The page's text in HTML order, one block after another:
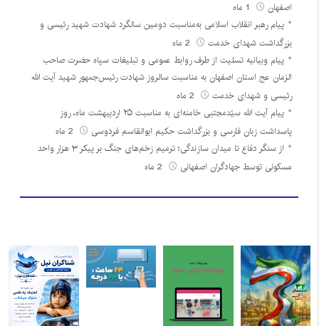
اصفهان
پیام رهبر انقلاب اسلامی به‌مناسبت دومین سالگرد شهادت شهید رئیسی و
بزرگداشت شهدای خدمت
پیام وبیانیه تسلیت از طرف روابط عمومی و تبلیغات سپاه حضرت صاحب
الزمان عج استان اصفهان به مناسبت سالروز شهادت رئیس‌جمهور شهید آیت الله
رئیسی و شهدای خدمت
پیام آیت الله سیّدمجتبی خامنه‌ای به مناسبت ۲۵ اردیبهشت ماه، روز
پاسداشت زبان فارسی و بزرگداشت حکیم ابوالقاسم فردوسی
از سنگر دفاع تا میدان سازندگی؛ ترمیم زخم‌های جنگ بر پیکر ۳ هزار واحد
مسکونی توسط جهادگران اصفهانی